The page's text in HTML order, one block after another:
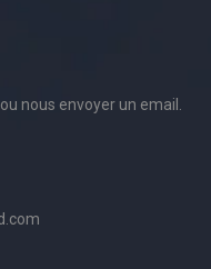
nous envoyer un email.